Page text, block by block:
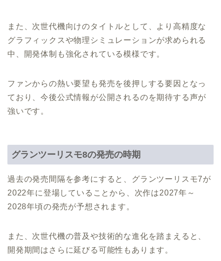
また、次世代機向けのタイトルとして、より高精度な
グラフィックスや物理シミュレーションが求められる
中、開発体制も強化されている模様です。
ファンからの熱い要望も発売を後押しする要因となっ
ており、今後公式情報が公開されるのを期待する声が
強いです。
グランツーリスモ8の発売の時期
過去の発売間隔を参考にすると、グランツーリスモ7が
2022年に登場していることから、次作は2027年～
2028年頃の発売が予想されます。
また、次世代機の普及や技術的な進化を踏まえると、
開発期間はさらに延びる可能性もあります。